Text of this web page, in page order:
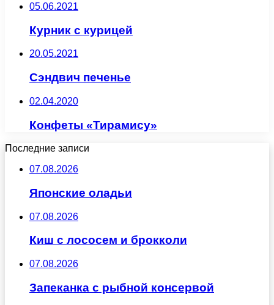
05.06.2021
Курник с курицей
20.05.2021
Сэндвич печенье
02.04.2020
Конфеты «Тирамису»
Последние записи
07.08.2026
Японские оладьи
07.08.2026
Киш с лососем и брокколи
07.08.2026
Запеканка с рыбной консервой